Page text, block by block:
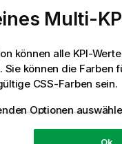
Multi-
können alle KPI-
können die Farben
CSS-Farben sein.
Optionen
mit einer Reihe